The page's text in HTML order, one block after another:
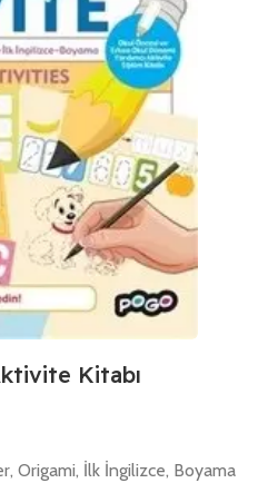
Kitabı
Origami, İlk İngilizce, Boyama